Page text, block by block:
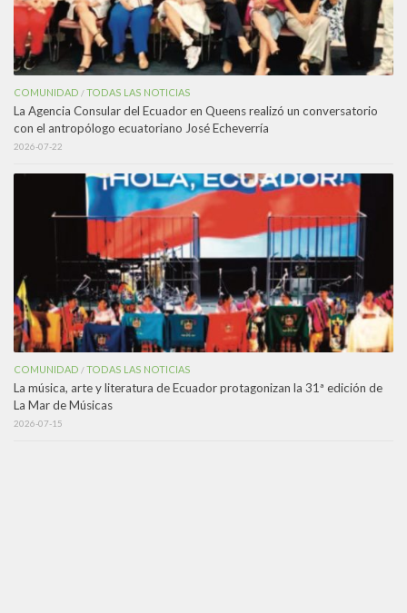
COMUNIDAD /TODAS LAS NOTICIAS
La Agencia Consular del Ecuador en Queens realizó un conversatorio
con el antropólogo ecuatoriano José Echeverría
2026-07-22
COMUNIDAD /TODAS LAS NOTICIAS
La música, arte y literatura de Ecuador protagonizan la 31ª edición de
La Mar de Músicas
2026-07-15